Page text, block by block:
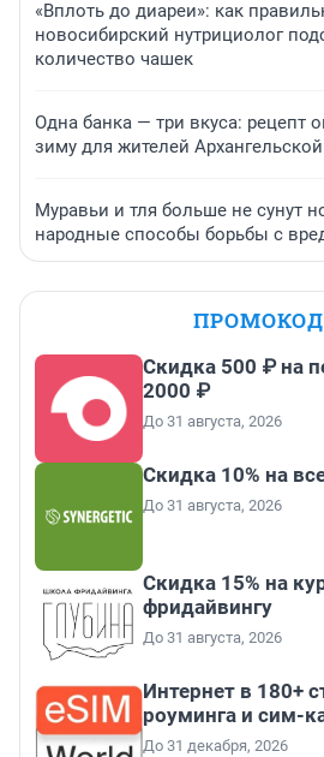
«Вплоть до диареи»: как
новосибирский нутрициолог
количество чашек
Одна банка — три вкуса: рецепт
зиму для жителей
Муравьи и тля больше не сунут
народные способы борьбы с
Скидка 500 ₽ на
2000 ₽
До 31 августа, 2026
Скидка 10% на
До 31 августа, 2026
Скидка 15% на
фридайвингу
До 31 августа, 2026
Интернет в 180+
роуминга и сим-
До 31 декабря, 2026